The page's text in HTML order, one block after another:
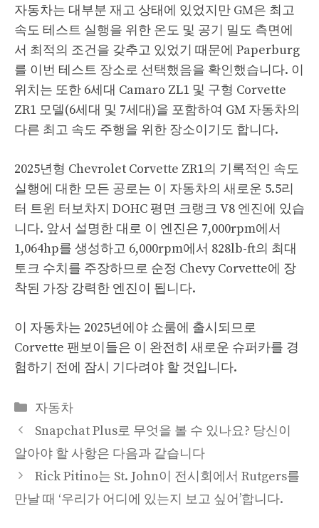
자동차는 대부분 재고 상태에 있었지만 GM은 최고
속도 테스트 실행을 위한 온도 및 공기 밀도 측면에
서 최적의 조건을 갖추고 있었기 때문에 Paperburg
를 이번 테스트 장소로 선택했음을 확인했습니다. 이
위치는 또한 6세대 Camaro ZL1 및 구형 Corvette
ZR1 모델(6세대 및 7세대)을 포함하여 GM 자동차의
다른 최고 속도 주행을 위한 장소이기도 합니다.
2025년형 Chevrolet Corvette ZR1의 기록적인 속도
실행에 대한 모든 공로는 이 자동차의 새로운 5.5리
터 트윈 터보차지 DOHC 평면 크랭크 V8 엔진에 있습
니다. 앞서 설명한 대로 이 엔진은 7,000rpm에서
1,064hp를 생성하고 6,000rpm에서 828lb-ft의 최대
토크 수치를 주장하므로 순정 Chevy Corvette에 장
착된 가장 강력한 엔진이 됩니다.
이 자동차는 2025년에야 쇼룸에 출시되므로
Corvette 팬보이들은 이 완전히 새로운 슈퍼카를 경
험하기 전에 잠시 기다려야 할 것입니다.
Categories
자동차
Snapchat Plus로 무엇을 볼 수 있나요? 당신이
알아야 할 사항은 다음과 같습니다
Rick Pitino는 St. John이 전시회에서 Rutgers를
만날 때 ‘우리가 어디에 있는지 보고 싶어’합니다.